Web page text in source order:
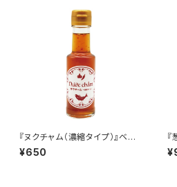
『ヌクチャム（濃縮タイプ）』ベト
ナム調味料【常温品】（瓶入り10
0㏄）
¥650
【